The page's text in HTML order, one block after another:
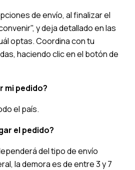
de envío, al finalizar el
y deja detallado en las
optas. Coordina con tu
haciendo clic en el botón de
mi pedido?
el país.
el pedido?
del tipo de envío
la demora es de entre 3 y 7